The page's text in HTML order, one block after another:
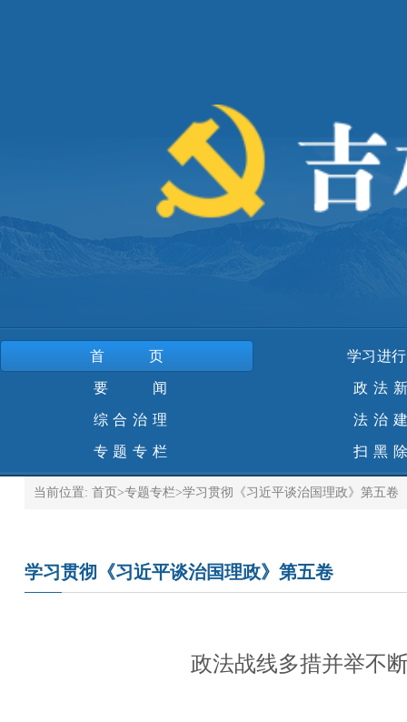
首页 学习进
要 闻 政法
综合治理 法治
专题专栏 扫黑
当前位置: 首页 >专题专栏>学习贯彻《习近平谈治国理政》第五卷
学习贯彻《习近平谈治国理政》第五卷
政法战线多措并举不